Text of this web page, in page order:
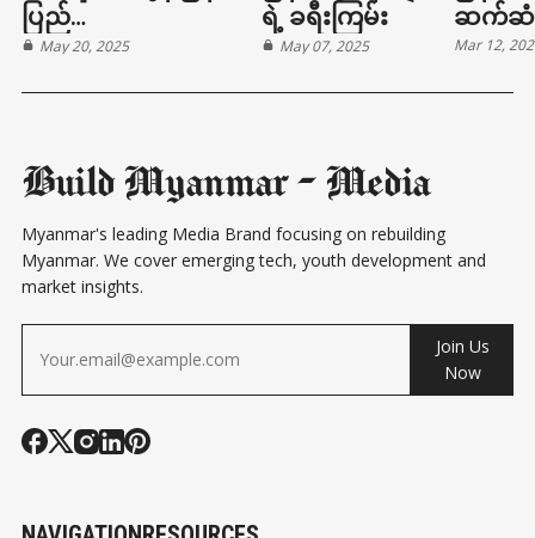
ပြည်
အသက်မွေးဝမ်းကျောင်း
May 20, 2025
ရဲ့ ခရီးကြမ်း
May 07, 2025
ဆက်ဆံ
အတိတ်၊
Mar 12,
Build Myanmar - Media
Myanmar's leading Media Brand focusing on rebuilding
Myanmar. We cover emerging tech, youth development and
market insights.
Join Us
Now